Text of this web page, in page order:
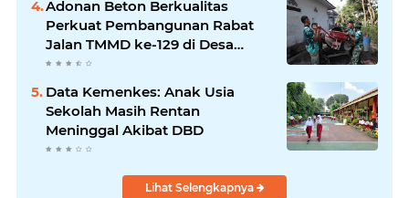
Adonan Beton Berkualitas
Perkuat Pembangunan Rabat
Jalan TMMD ke-129 di Desa
Ledoktempuro
Data Kemenkes: Anak Usia
Sekolah Masih Rentan
Meninggal Akibat DBD
Lihat Selengkapnya